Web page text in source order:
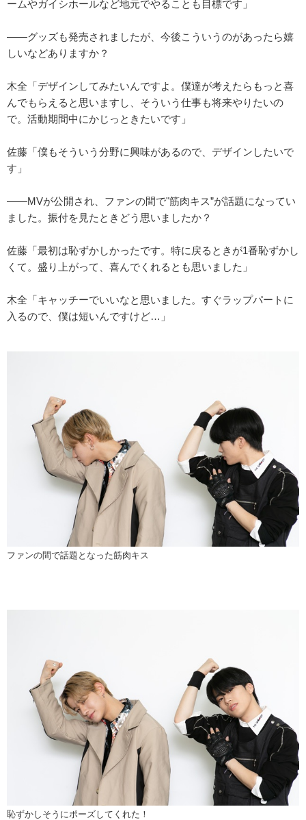
ームやガイシホールなど地元でやることも目標です」
――グッズも発売されましたが、今後こういうのがあったら嬉
しいなどありますか？
木全「デザインしてみたいんですよ。僕達が考えたらもっと喜
んでもらえると思いますし、そういう仕事も将来やりたいの
で。活動期間中にかじっときたいです」
佐藤「僕もそういう分野に興味があるので、デザインしたいで
す」
――MVが公開され、ファンの間で"筋肉キス”が話題になってい
ました。振付を見たときどう思いましたか？
佐藤「最初は恥ずかしかったです。特に戻るときが1番恥ずかし
くて。盛り上がって、喜んでくれるとも思いました」
木全「キャッチーでいいなと思いました。すぐラップパートに
入るので、僕は短いんですけど…」
ファンの間で話題となった筋肉キス
恥ずかしそうにポーズしてくれた！